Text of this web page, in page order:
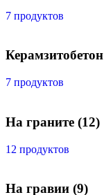
7 продуктов
Керамзитобетон
7 продуктов
На граните (12)
12 продуктов
На гравии (9)